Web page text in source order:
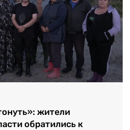
жители
обратились к